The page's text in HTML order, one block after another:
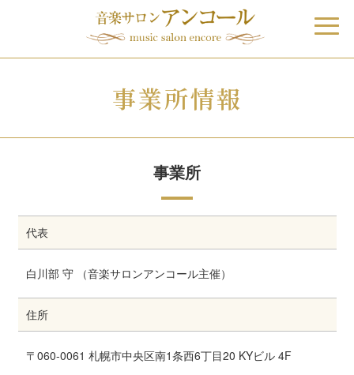
事業所情報
事業所
代表
白川部 守 （音楽サロンアンコール主催）
住所
〒060-0061 札幌市中央区南1条西6丁目20 KYビル 4F